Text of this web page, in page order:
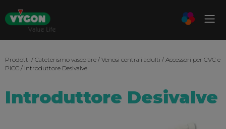
Prodotti / Cateterismo vascolare / Venosi centrali adulti / Accessori per CVC e
PICC / Introduttore Desivalve
Introduttore Desivalve